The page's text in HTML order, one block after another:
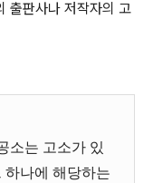
출판사나 저작자의 고
소는 고소가 있
하나에 해당하는